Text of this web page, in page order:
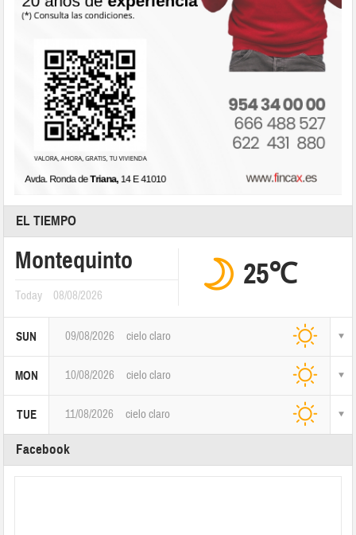
EL TIEMPO
Montequinto
Today 08/08/2026
25℃
SUN 09/08/2026 cielo claro
MON 10/08/2026 cielo claro
TUE 11/08/2026 cielo claro
Facebook